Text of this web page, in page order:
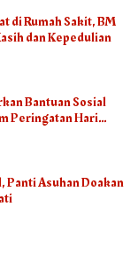
di Rumah Sakit, BM
dan Kepedulian
Bantuan Sosial
Peringatan Hari
Panti Asuhan Doakan